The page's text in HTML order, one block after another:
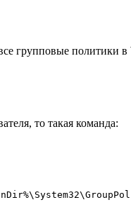
то такая команда: